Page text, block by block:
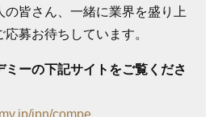
の皆さん、一緒に業界を盛り上
募お待ちしています。
ーの下記サイトをご覧くださ